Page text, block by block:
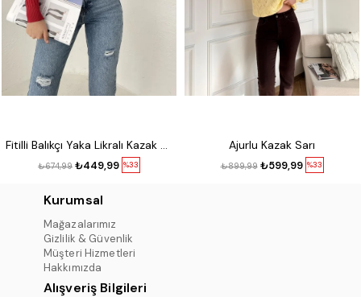
%33
₺449,99
₺674,99
Ajurlu Kazak Sarı
%33
₺599,99
₺899,99
Kurumsal
Mağazalarımız
Gizlilik & Güvenlik
Müşteri Hizmetleri
Hakkımızda
Alışveriş Bilgileri